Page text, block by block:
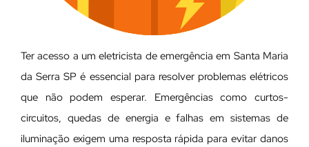
Ter acesso a um eletricista de emergência em Santa Maria
da Serra SP é essencial para resolver problemas elétricos
que não podem esperar. Emergências como curtos-
circuitos, quedas de energia e falhas em sistemas de
iluminação exigem uma resposta rápida para evitar danos